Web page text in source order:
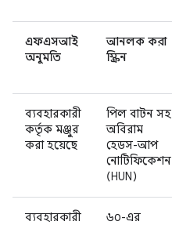
এফএসআই
অনুমতি
আনলক করা
স্ক্রিন
ব্যবহারকারী
কর্তৃক মঞ্জুর
করা হয়েছে
পিল বাটন সহ
অবিরাম
হেডস-আপ
নোটিফিকেশন
(HUN)
ব্যবহারকারী
৬০-এর